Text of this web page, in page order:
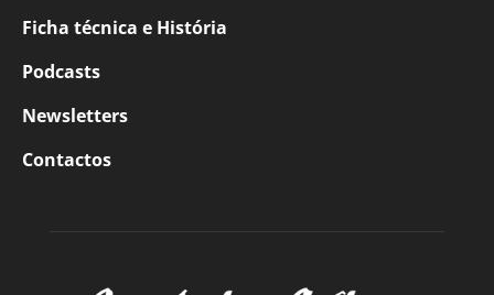
Ficha técnica e História
Podcasts
Newsletters
Contactos